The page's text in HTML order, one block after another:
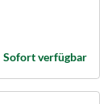
Sofort verfügbar